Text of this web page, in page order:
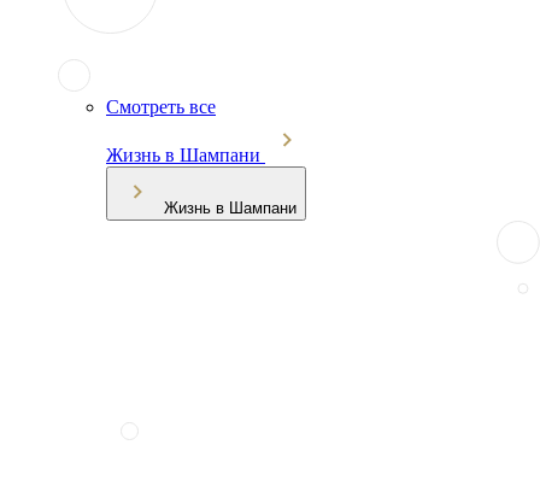
Смотреть все
Жизнь в Шампани
Жизнь в Шампани